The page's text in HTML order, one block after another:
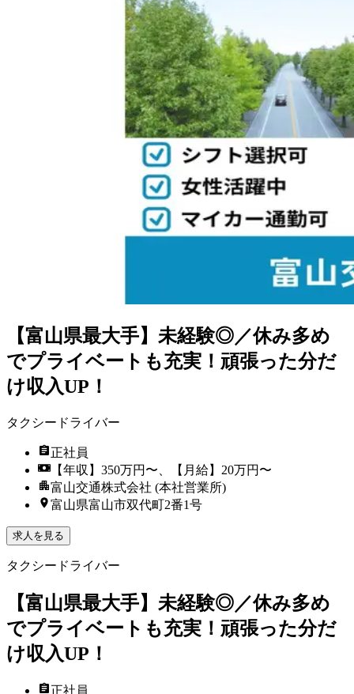
【富山県最大手】未経験◎／休み多め
でプライベートも充実！頑張った分だ
け収入UP！
タクシードライバー
正社員
【年収】350万円〜、【月給】20万円〜
富山交通株式会社 (本社営業所)
富山県富山市双代町2番1号
求人を見る
タクシードライバー
【富山県最大手】未経験◎／休み多め
でプライベートも充実！頑張った分だ
け収入UP！
正社員